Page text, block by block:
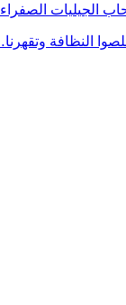
الجيليات